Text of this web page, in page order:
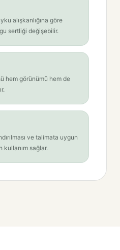
alışkanlığına göre
sertliği değişebilir.
hem görünümü hem de
ve talimata uygun
kullanım sağlar.